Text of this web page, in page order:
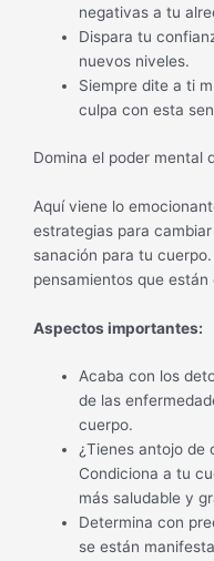
negativas a tu
Dispara tu
nuevos niveles.
Siempre dite a ti
culpa con esta
Domina el poder mental
Aquí viene lo
estrategias para
sanación para tu
pensamientos que
Aspectos importantes:
Acaba con los
de las
cuerpo.
¿Tienes antojo de
Condiciona a tu
más saludable y
Determina con
se están